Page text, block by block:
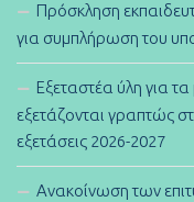
Πρόσκληση
για συμπλήρωση του
Εξεταστέα ύλη για
εξετάζονται γραπτώς
εξετάσεις 2026-2027
Ανακοίνωση των